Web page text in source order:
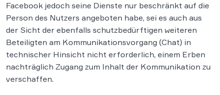
Facebook jedoch seine Dienste nur beschränkt auf die
Person des Nutzers angeboten habe, sei es auch aus
der Sicht der ebenfalls schutzbedürftigen weiteren
Beteiligten am Kommunikationsvorgang (Chat) in
technischer Hinsicht nicht erforderlich, einem Erben
nachträglich Zugang zum Inhalt der Kommunikation zu
verschaffen.